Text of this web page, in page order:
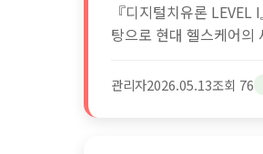
『디지털치유론
탕으로 현대 헬스케어의
관리자2026.05.13조회 76